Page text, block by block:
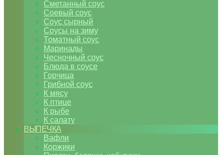
Сметанный соус
Соевый соус
Соус сырный
Соусы на зиму
Томатный соус
Маринады
Чесночный соус
Блюда в соусе
Горчица
Грибной соус
К мясу
К птице
К рыбе
К салату
ВЫПЕЧКА
Вафли
Коржики